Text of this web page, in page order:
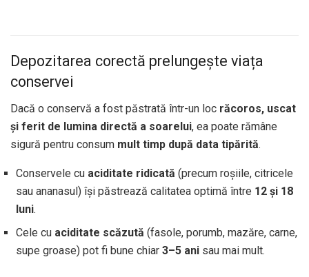
Depozitarea corectă prelungește viața
conservei
Dacă o conservă a fost păstrată într-un loc răcoros, uscat
și ferit de lumina directă a soarelui, ea poate rămâne
sigură pentru consum mult timp după data tipărită.
Conservele cu aciditate ridicată (precum roșiile, citricele
sau ananasul) își păstrează calitatea optimă între 12 și 18
luni.
Cele cu aciditate scăzută (fasole, porumb, mazăre, carne,
supe groase) pot fi bune chiar 3–5 ani sau mai mult.